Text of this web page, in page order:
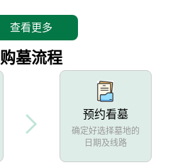
查看更多
购墓流程
预约看墓
确定好选择墓地的
日期及线路